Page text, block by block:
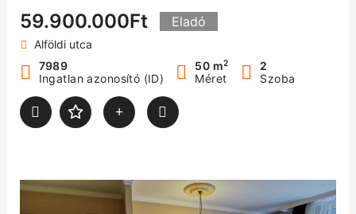
59.900.000Ft Eladó
Alföldi utca
7989
Ingatlan azonosító (ID)
50 m2
Méret
2
Szoba